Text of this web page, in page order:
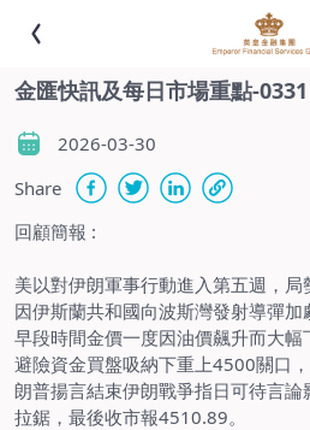
金匯快訊及每日市場重點-0331
2026-03-30
Share
回顧簡報 :
美以對伊朗軍事行動進入第五週，
因伊斯蘭共和國向波斯灣發射導彈
早段時間金價一度因油價飆升而大幅
避險資金買盤吸納下重上4500關口
朗普揚言結束伊朗戰爭指日可待言論
拉鋸，最後收市報4510.89。